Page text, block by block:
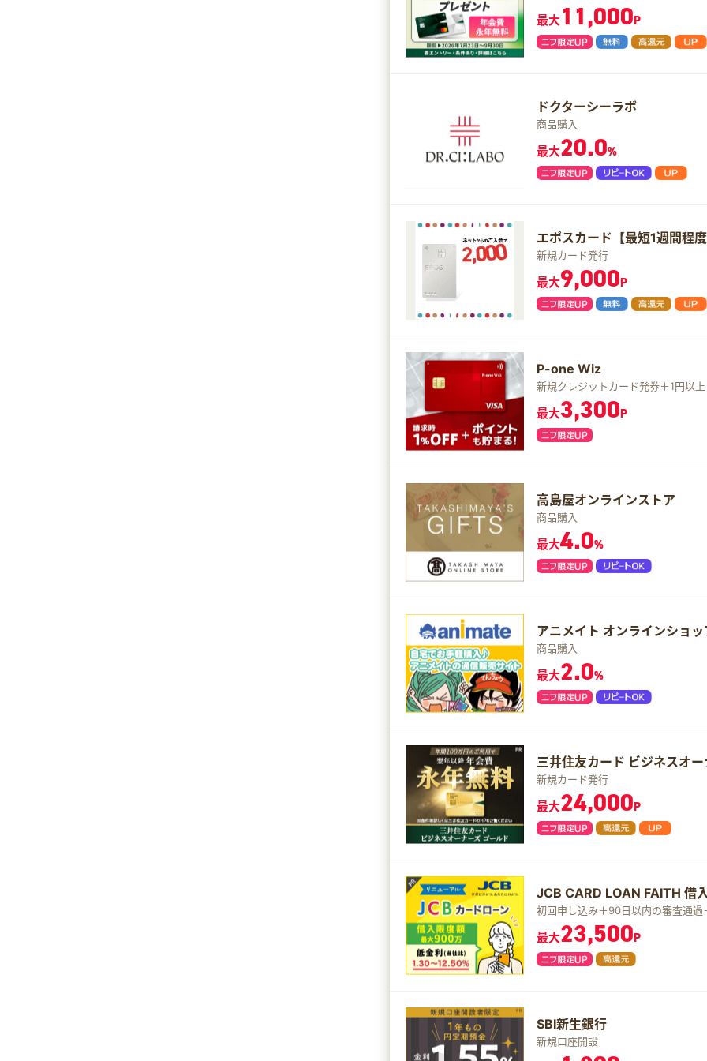
最大11,000P
ドクターシーラボ
商品購入
最大20.0%
エポスカード【最短1週間程
新規カード発行
最大9,000P
P-one Wiz
新規クレジットカード発券＋1円以上
最大3,300P
高島屋オンラインストア
商品購入
最大4.0%
アニメイト オンラインショッ
商品購入
最大2.0%
三井住友カード ビジネスオ
新規カード発行
最大24,000P
JCB CARD LOAN FAITH 借
初回申し込み＋90日以内の審査通
最大23,500P
SBI新生銀行
新規口座開設